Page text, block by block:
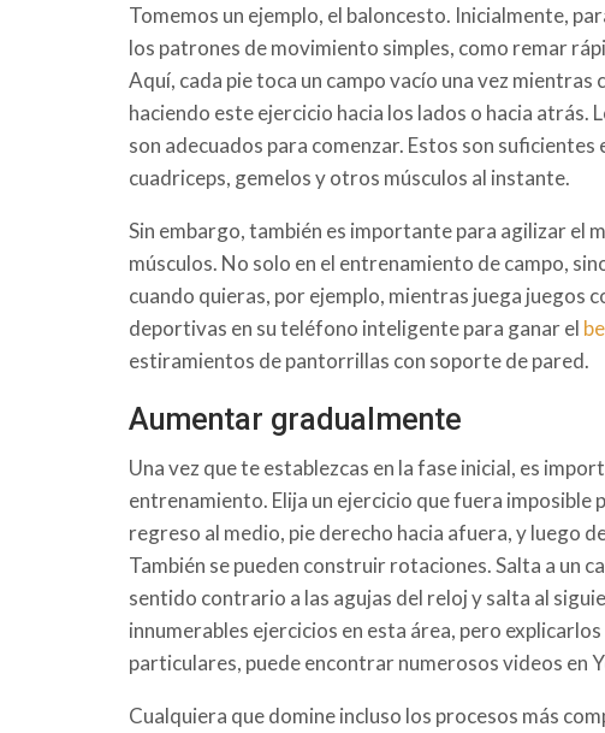
Tomemos un ejemplo, el baloncesto. Inicialmente,
los patrones de movimiento simples, como remar
Aquí, cada pie toca un campo vacío una vez
haciendo este ejercicio hacia los lados o hacia atrás.
son adecuados para comenzar. Estos son
cuadriceps, gemelos y otros músculos al instante.
Sin embargo, también es importante para agilizar el
músculos. No solo en el entrenamiento de campo,
cuando quieras, por ejemplo, mientras juega juegos
deportivas en su teléfono inteligente para ganar el
estiramientos de pantorrillas con soporte de pared.
Aumentar gradualmente
Una vez que te establezcas en la fase inicial, es
entrenamiento. Elija un ejercicio que fuera imposible
regreso al medio, pie derecho hacia afuera, y luego
También se pueden construir rotaciones. Salta a un
sentido contrario a las agujas del reloj y salta al
innumerables ejercicios en esta área, pero
particulares, puede encontrar numerosos videos en
Cualquiera que domine incluso los procesos más